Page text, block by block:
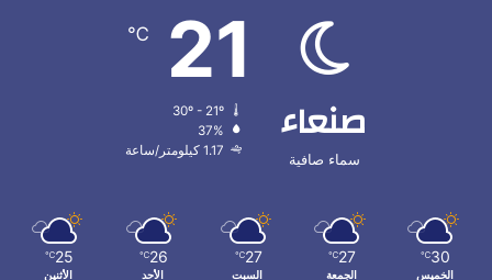
صنعاء
سماء صافية
21
℃
37%
1.17 كيلومتر/ساعة
30
℃
الخميس
27
℃
الجمعة
27
℃
السبت
26
℃
الأحد
25
℃
الأثنين